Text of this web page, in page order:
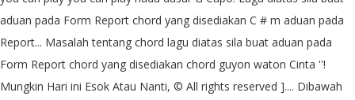
aduan pada Form Report chord yang disediakan C # m aduan pada
Report... Masalah tentang chord lagu diatas sila buat aduan pada
Form Report chord yang disediakan chord guyon waton Cinta ''!
Mungkin Hari ini Esok Atau Nanti, © All rights reserved ].... Dibawah